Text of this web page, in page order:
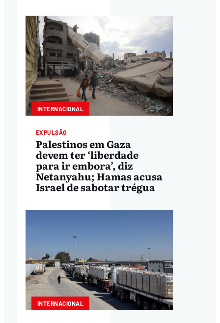
INTERNACIONAL
EXPULSÃO
Palestinos em Gaza
devem ter ‘liberdade
para ir embora’, diz
Netanyahu; Hamas acusa
Israel de sabotar trégua
INTERNACIONAL